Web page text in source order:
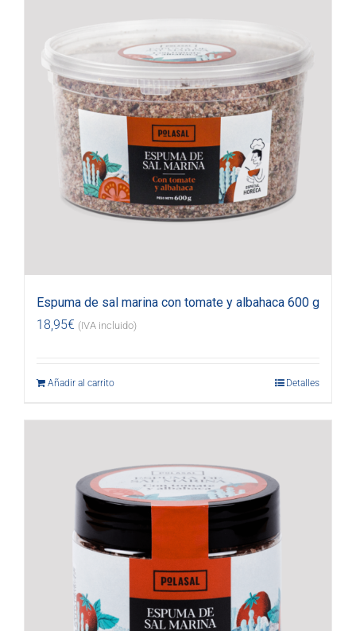
Espuma de sal marina con tomate y albahaca 600 g
18,95€ (IVA incluido)
Añadir al carrito Detalles